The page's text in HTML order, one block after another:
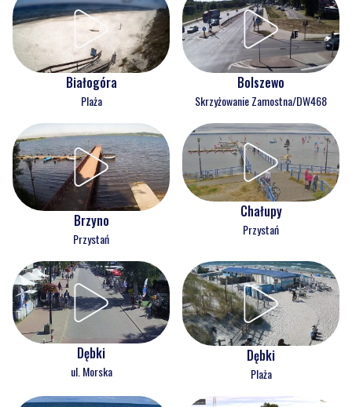
Białogóra
Plaża
Bolszewo
Skrzyżowanie Zamostna/DW468
Brzyno
Przystań
Chałupy
Przystań
Dębki
ul. Morska
Dębki
Plaża